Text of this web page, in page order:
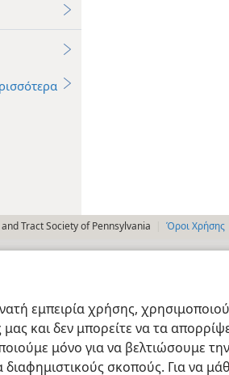
εμπειρία χρήσης,
μας και δεν μπορείτε να τα
μόνο για να βελτιώσουμε
σκοπούς. Για να
Tract Society of Pennsylvania Όροι Χρήσης